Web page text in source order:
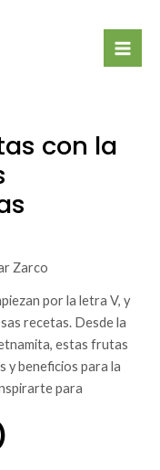
con la
Zarco
por la letra V, y
recetas. Desde la
estas frutas
y beneficios para la
para